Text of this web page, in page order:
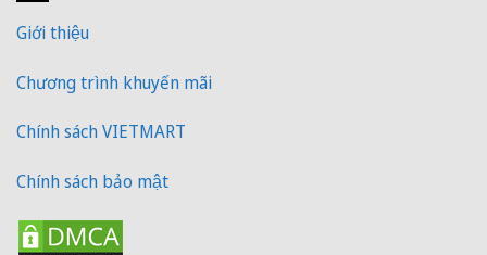
Giới thiệu
Chương trình khuyến mãi
Chính sách VIETMART
Chính sách bảo mật